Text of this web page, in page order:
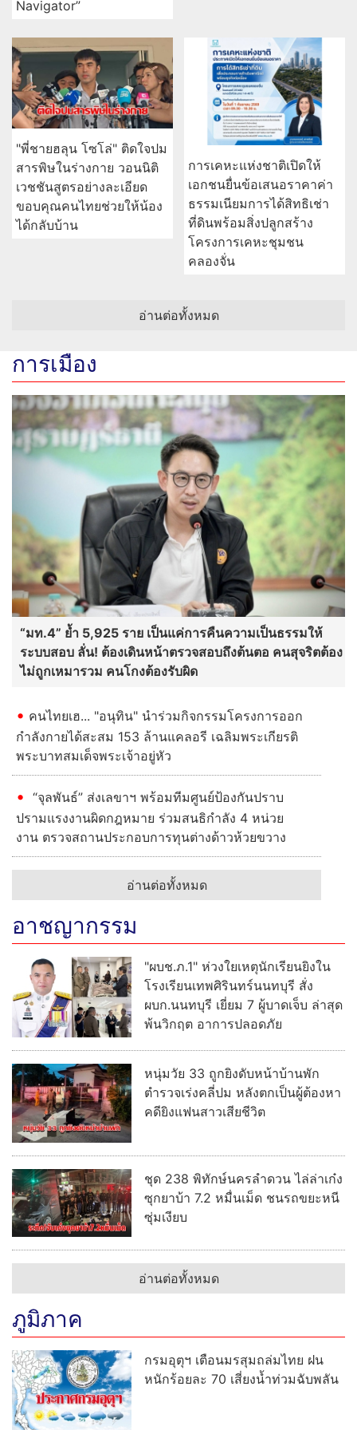
Navigator”
"พี่ชายฮลุน โซโล่" ติดใจปม
สารพิษในร่างกาย วอนนิติ
เวชชันสูตรอย่างละเอียด
ขอบคุณคนไทยช่วยให้น้อง
ได้กลับบ้าน
การเคหะแห่งชาติเปิดให้
เอกชนยื่นข้อเสนอราคาค่า
ธรรมเนียมการได้สิทธิเช่า
ที่ดินพร้อมสิ่งปลูกสร้าง
โครงการเคหะชุมชน
คลองจั่น
อ่านต่อทั้งหมด
การเมือง
“มท.4” ย้ำ 5,925 ราย เป็นแค่การคืนความเป็นธรรมให้
ระบบสอบ ลั่น! ต้องเดินหน้าตรวจสอบถึงต้นตอ คนสุจริตต้อง
ไม่ถูกเหมารวม คนโกงต้องรับผิด
คนไทยเฮ... "อนุทิน" นำร่วมกิจกรรมโครงการออก
กำลังกายได้สะสม 153 ล้านแคลอรี เฉลิมพระเกียรติ
พระบาทสมเด็จพระเจ้าอยู่หัว
“จุลพันธ์” ส่งเลขาฯ พร้อมทีมศูนย์ป้องกันปราบ
ปรามแรงงานผิดกฎหมาย ร่วมสนธิกำลัง 4 หน่วย
งาน ตรวจสถานประกอบการทุนต่างด้าวห้วยขวาง
อ่านต่อทั้งหมด
อาชญากรรม
"ผบช.ภ.1" ห่วงใยเหตุนักเรียนยิงใน
โรงเรียนเทพศิรินทร์นนทบุรี สั่ง
ผบก.นนทบุรี เยี่ยม 7 ผู้บาดเจ็บ ล่าสุด
พ้นวิกฤต อาการปลอดภัย
หนุ่มวัย 33 ถูกยิงดับหน้าบ้านพัก
ตำรวจเร่งคลี่ปม หลังตกเป็นผู้ต้องหา
คดียิงแฟนสาวเสียชีวิต
ชุด 238 พิทักษ์นครลำดวน ไล่ล่าเก๋ง
ซุกยาบ้า 7.2 หมื่นเม็ด ชนรถขยะหนี
ซุ่มเงียบ
อ่านต่อทั้งหมด
ภูมิภาค
กรมอุตุฯ เตือนมรสุมถล่มไทย ฝน
หนักร้อยละ 70 เสี่ยงน้ำท่วมฉับพลัน